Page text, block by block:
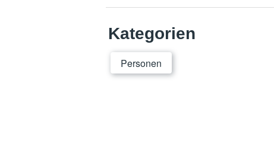
Kategorien
Personen